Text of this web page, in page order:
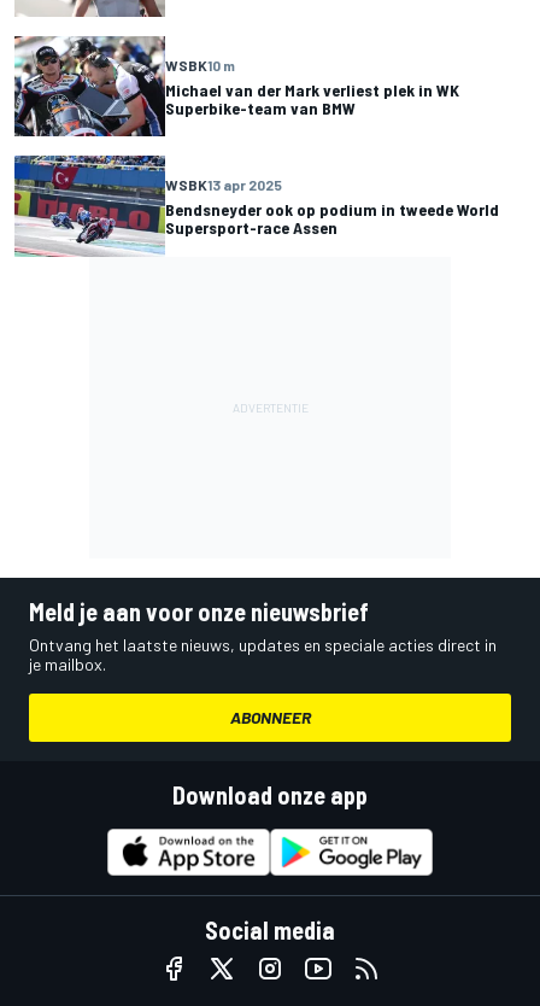
WSBK10 m
Michael van der Mark verliest plek in WK
Superbike-team van BMW
WSBK13 apr 2025
Bendsneyder ook op podium in tweede World
Supersport-race Assen
Meld je aan voor onze nieuwsbrief
Ontvang het laatste nieuws, updates en speciale acties direct in
je mailbox.
ABONNEER
Download onze app
Social media